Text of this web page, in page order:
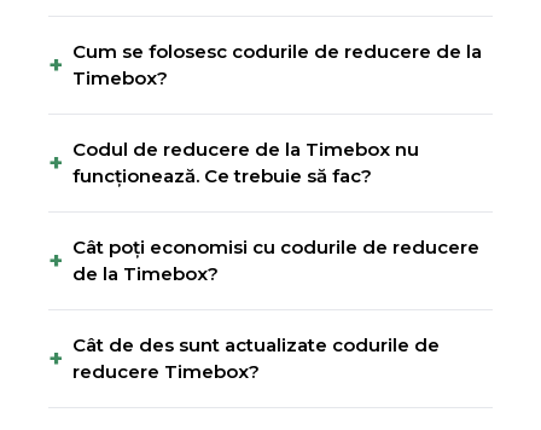
+ Cum se folosesc codurile de reducere de la
Timebox?
+ Codul de reducere de la Timebox nu
funcționează. Ce trebuie să fac?
+ Cât poți economisi cu codurile de reducere
de la Timebox?
+ Cât de des sunt actualizate codurile de
reducere Timebox?